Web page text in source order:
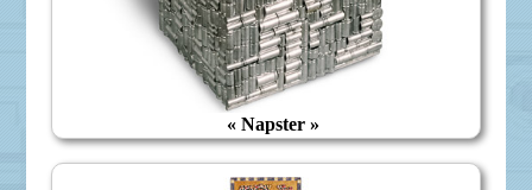
« Napster »